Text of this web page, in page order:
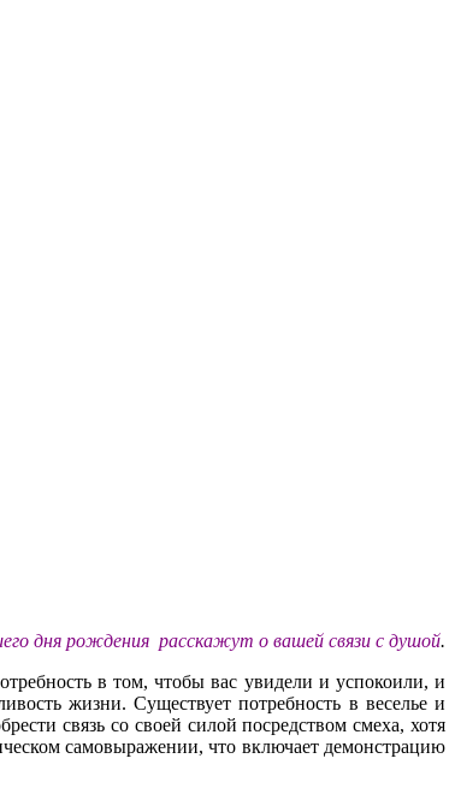
дня рождения расскажут о вашей связи с душой.
в том, чтобы вас увидели и успокоили, и
жизни. Существует потребность в веселье и
связь со своей силой посредством смеха, хотя
самовыражении, что включает демонстрацию